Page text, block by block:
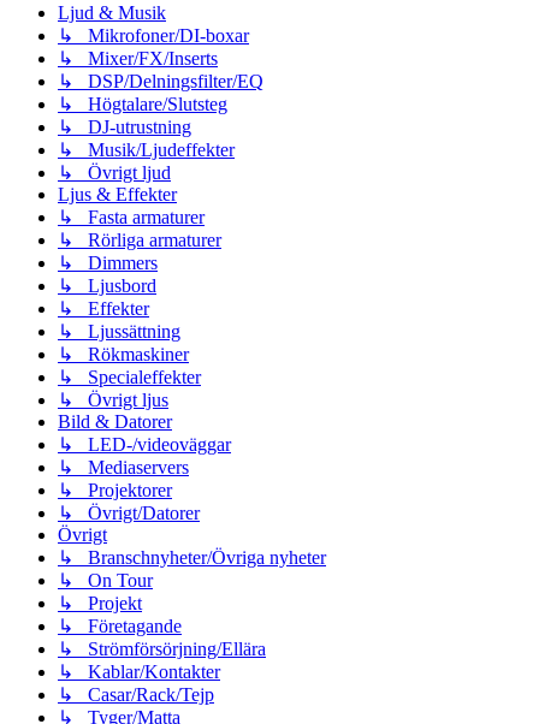
Ljud & Musik
↳ Mikrofoner/DI-boxar
↳ Mixer/FX/Inserts
↳ DSP/Delningsfilter/EQ
↳ Högtalare/Slutsteg
↳ DJ-utrustning
↳ Musik/Ljudeffekter
↳ Övrigt ljud
Ljus & Effekter
↳ Fasta armaturer
↳ Rörliga armaturer
↳ Dimmers
↳ Ljusbord
↳ Effekter
↳ Ljussättning
↳ Rökmaskiner
↳ Specialeffekter
↳ Övrigt ljus
Bild & Datorer
↳ LED-/videoväggar
↳ Mediaservers
↳ Projektorer
↳ Övrigt/Datorer
Övrigt
↳ Branschnyheter/Övriga nyheter
↳ On Tour
↳ Projekt
↳ Företagande
↳ Strömförsörjning/Ellära
↳ Kablar/Kontakter
↳ Casar/Rack/Tejp
↳ Tyger/Matta